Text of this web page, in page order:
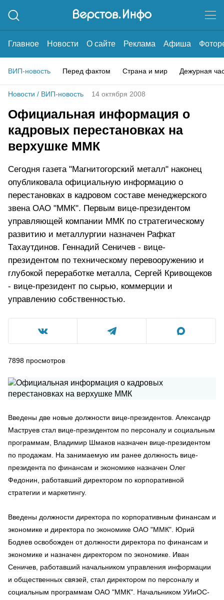
Главное Новости О сайте Реклама Афиша
ВИП-новость Перед фактом Страна и мир Дежурная
Новости / ВИП-новость 14 октября 2008
Официальная информация о
кадровых перестановках на
верхушке ММК
Сегодня газета "Магнитогорский металл" наконец
опубликовала официальную информацию о
перестановках в кадровом составе менеджерского
звена ОАО "ММК". Первым вице-президентом
управляющей компании ММК по стратегическому
развитию и металлургии назначен Рафкат
Тахаутдинов. Геннадий Сеничев - вице-
президентом по техническому перевооружению и
глубокой переработке металла, Сергей Кривощеков
- вице-президент по сырью, коммерции и
управлению собственностью.
7898 просмотров
Введены две новые должности вице-президентов. Александр
Маструев стал вице-президентом по персоналу и социальным
программам, Владимир Шмаков назначен вице-президентом
по продажам. На занимаемую им ранее должность вице-
президента по финансам и экономике назначен Олег
Федонин, работавший директором по корпоративной
стратегии и маркетингу.
Введены должности директора по корпоративным финансам и
экономике и директора по экономике ОАО "ММК". Юрий
Бодяев освобожден от должности директора по финансам и
экономике и назначен директором по экономике. Иван
Сеничев, работавший начальником управления информации
и общественных связей, стал директором по персоналу и
социальным программам ОАО "ММК". Начальником УИиОС-